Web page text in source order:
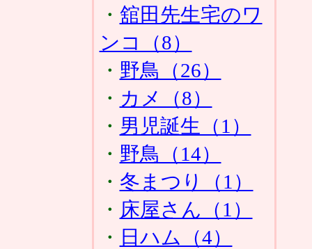
・ 舘田先生宅のワ
ンコ（8）
・ 野鳥（26）
・ カメ（8）
・ 男児誕生（1）
・ 野鳥（14）
・ 冬まつり（1）
・ 床屋さん（1）
・ 日ハム（4）